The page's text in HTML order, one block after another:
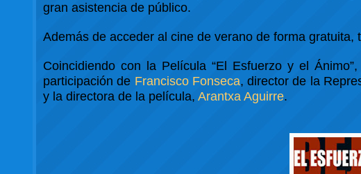
gran asistencia de público.
Además de acceder al cine de verano de forma
Coincidiendo con la Película “El Esfuerzo y el
participación de Francisco Fonseca, director de la
y la directora de la película,Arantxa Aguirre.